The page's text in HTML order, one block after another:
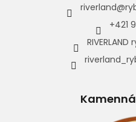
riverland@
+421